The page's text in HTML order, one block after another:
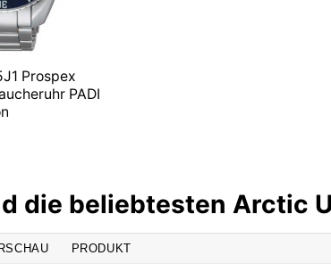
Prospex
PADI
die beliebtesten Arctic
PRODUKT